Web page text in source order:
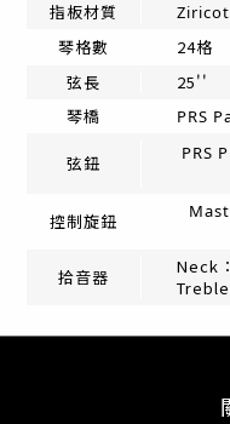
指板材質
琴格數
24格
弦長 25''
琴橋 PRS
弦鈕
PRS
控制旋鈕
拾音器
Neck
Treble